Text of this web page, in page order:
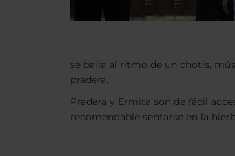
se baila al ritmo de un chotis,
pradera.
Pradera y Ermita son de fácil
recomendable sentarse en la